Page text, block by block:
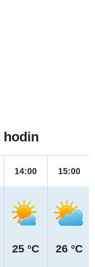
hodin
14:00
25 °C
15:00
26 °C